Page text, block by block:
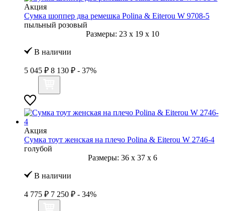
Акция
Сумка шоппер два ремешка Polina & Eiterou W 9708-5
пыльный розовый
Размеры: 23 x 19 x 10
В наличии
5 045 ₽ 8 130 ₽ - 37%
Акция
Сумка тоут женская на плечо Polina & Eiterou W 2746-4
голубой
Размеры: 36 x 37 x 6
В наличии
4 775 ₽ 7 250 ₽ - 34%